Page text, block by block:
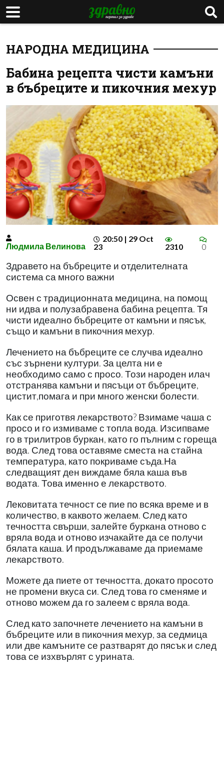
НАРОДНА МЕДИЦИНА
Бабина рецепта чисти камъни
в бъбреците и пикочния мехур
Людмила Велинова
20:50 | 29 Oct
23
2310 0
Здравето на бъбреците и отделителната
система са много важни
Освен с традиционната медицина, на помощ
ни идва и полузабравена бабина рецепта. Тя
чисти идеално бъбреците от камъни и пясък,
също и камъни в пикочния мехур.
Лечението на бъбреците се случва идеално
със зърнени култури. За целта ни е
необходимо само с просо. Този народен илач
отстранява камъни и пясъци от бъбреците,
цистит,помага и при много женски болести.
Как се приготвя лекарството? Взимаме чаша с
просо и го измиваме с топла вода. Изсипваме
го в трилитров буркан, като го пълним с гореща
вода. След това оставяме сместа на стайна
температура, като покриваме съда.На
следващият ден виждаме бяла каша във
водата. Това именно е лекарството.
Лековитата течност се пие по всяка време и в
количество, в каквото желаем. След като
течността свърши, залейте буркана отново с
вряла вода и отново изчакайте да се получи
бялата каша. И продължаваме да приемаме
лекарството.
Можете да пиете от течността, докато просото
не промени вкуса си. След това го сменяме и
отново можем да го залеем с вряла вода.
След като започнете лечението на камъни в
бъбреците или в пикочния мехур, за седмица
или две камъните се разтварят до пясък и след
това се изхвърлят с урината.